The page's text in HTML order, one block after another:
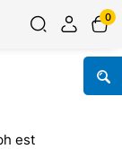
0
est